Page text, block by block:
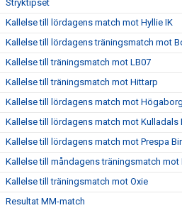
Stryktipset
Kallelse till lördagens match mot Hyllie IK
Kallelse till lördagens träningsmatch mot
Kallelse till träningsmatch mot LB07
Kallelse till träningsmatch mot Hittarp
Kallelse till lördagens match mot Högaborg
Kallelse till lördagens match mot Kulladals
Kallelse till lördagens match mot Prespa
Kallelse till måndagens träningsmatch mot
Kallelse till träningsmatch mot Oxie
Resultat MM-match